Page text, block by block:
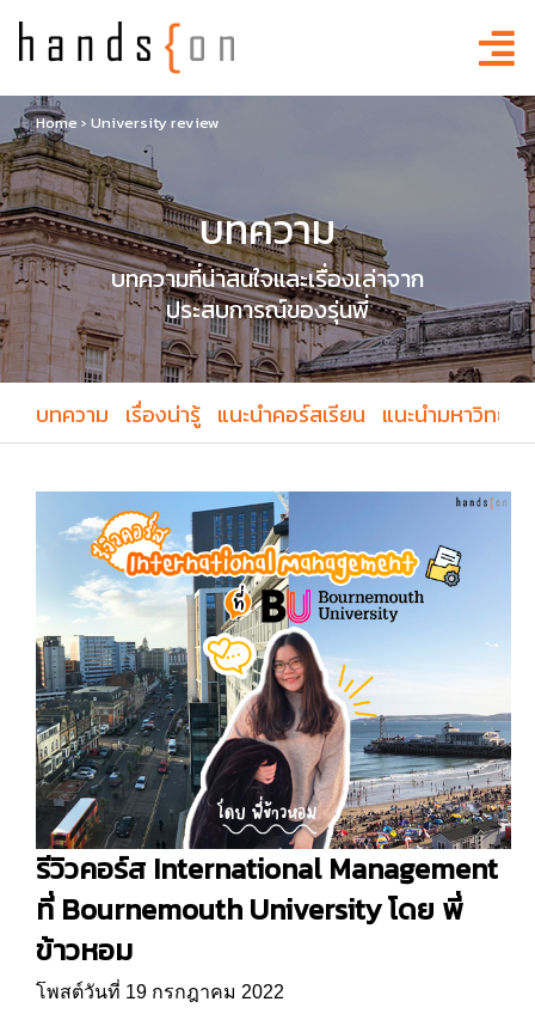
Home › University review
บทความ
บทความที่น่าสนใจและเรื่องเล่าจาก
ประสบการณ์ของรุ่นพี่
บทความ เรื่องน่ารู้ แนะนำคอร์สเรียน แนะนำมหาวิทยา
รีวิวคอร์ส International Management
ที่ Bournemouth University โดย พี่
ข้าวหอม
โพสต์วันที่ 19 กรกฎาคม 2022